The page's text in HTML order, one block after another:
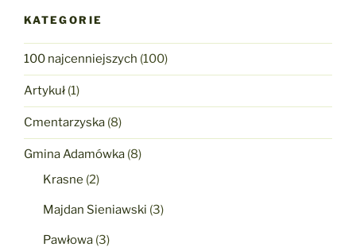
KATEGORIE
100 najcenniejszych (100)
Artykuł (1)
Cmentarzyska (8)
Gmina Adamówka (8)
Krasne (2)
Majdan Sieniawski (3)
Pawłowa (3)